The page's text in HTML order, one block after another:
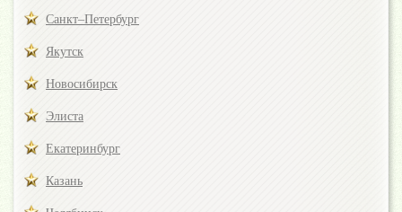
Санкт–Петербург
Якутск
Новосибирск
Элиста
Екатеринбург
Казань